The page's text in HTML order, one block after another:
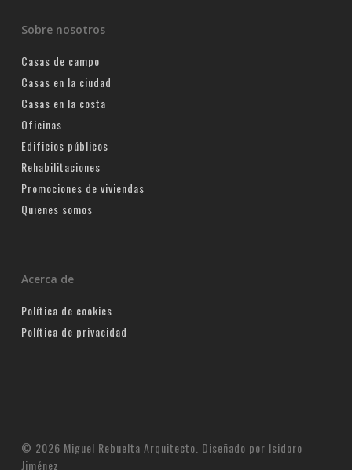
Sobre nosotros
Casas de campo
Casas en la ciudad
Casas en la costa
Oficinas
Edificios públicos
Rehabilitaciones
Promociones de viviendas
Quienes somos
Acerca de
Política de cookies
Política de privacidad
© 2026 Miguel Rebuelta Arquitecto. Diseñado por Isidoro
Jiménez